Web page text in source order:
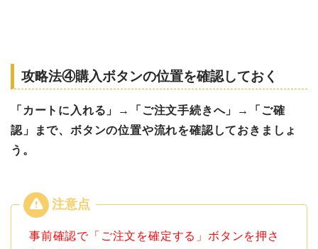
攻略法④購入ボタンの位置を確認しておく
「カートに入れる」→「ご注文手続きへ」→「ご確
認」まで、ボタンの位置や流れを確認しておきましょ
う。
事前確認で「ご注文を確定する」ボタンを押さ